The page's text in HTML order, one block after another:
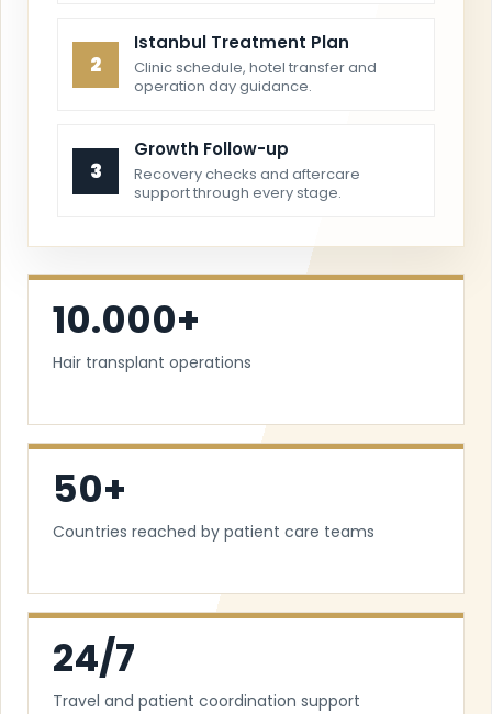
2
Istanbul Treatment Plan
Clinic schedule, hotel transfer and
operation day guidance.
3
Growth Follow-up
Recovery checks and aftercare
support through every stage.
10.000+
Hair transplant operations
50+
Countries reached by patient care teams
24/7
Travel and patient coordination support